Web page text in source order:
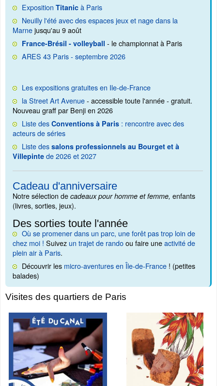
Exposition Titanic à Paris
Neuilly l'été avec des espaces jeux et nage dans la
Marnejusqu'au 9 août
France-Brésil - volleyball - le championnat à Paris
ARES 43 Paris - septembre 2026
Les expositions gratuites en Ile-de-France
la Street Art Avenue- accessible toute l'année - gratuit.
Nouveau graff par Benji en 2026
Liste des Conventions à Paris : rencontre avec des
acteurs de séries
Liste des salons professionnels au Bourget et à
Villepinte de 2026 et 2027
Cadeau d'anniversaire
Notre sélection de cadeaux pour homme et femme, enfants
(livres, sorties, jeux).
Des sorties toute l'année
Où se promener dans un parc, une forêt pas trop loin de
chez moi ! Suivez un trajet de randoou faire uneactivité de
plein air à Paris.
Découvrir les micro-aventures en Île-de-France ! (petites
balades)
Visites des quartiers de Paris